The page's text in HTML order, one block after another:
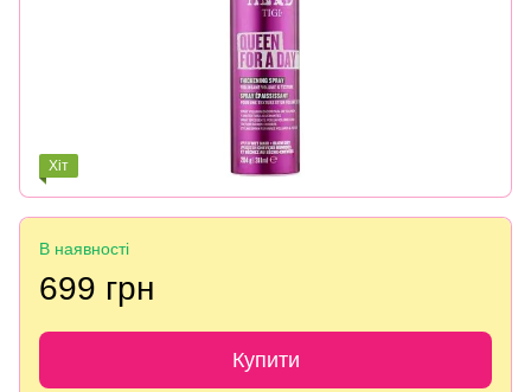
Хіт
В наявності
699 грн
Купити